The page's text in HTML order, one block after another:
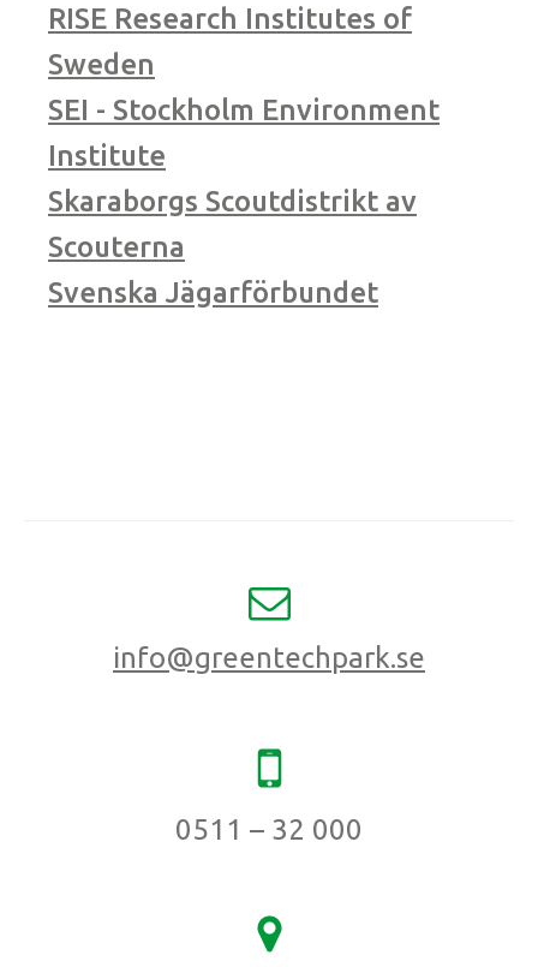
RISE Research Institutes of
Sweden
SEI - Stockholm Environment
Institute
Skaraborgs Scoutdistrikt av
Scouterna
Svenska Jägarförbundet
info@greentechpark.se
0511 – 32 000